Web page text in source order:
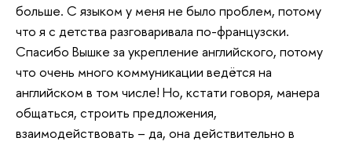
больше. С языком у меня не было проблем, потому
что я с детства разговаривала по-французски.
Спасибо Вышке за укрепление английского, потому
что очень много коммуникации ведётся на
английском в том числе! Но, кстати говоря, манера
общаться, строить предложения,
взаимодействовать – да, она действительно в